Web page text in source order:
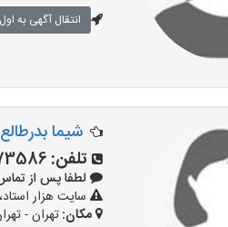
انتقال آگهی به
شیما
تلفن:
لطفا پس از تماس با
سایت هزار
مکان:تهران -